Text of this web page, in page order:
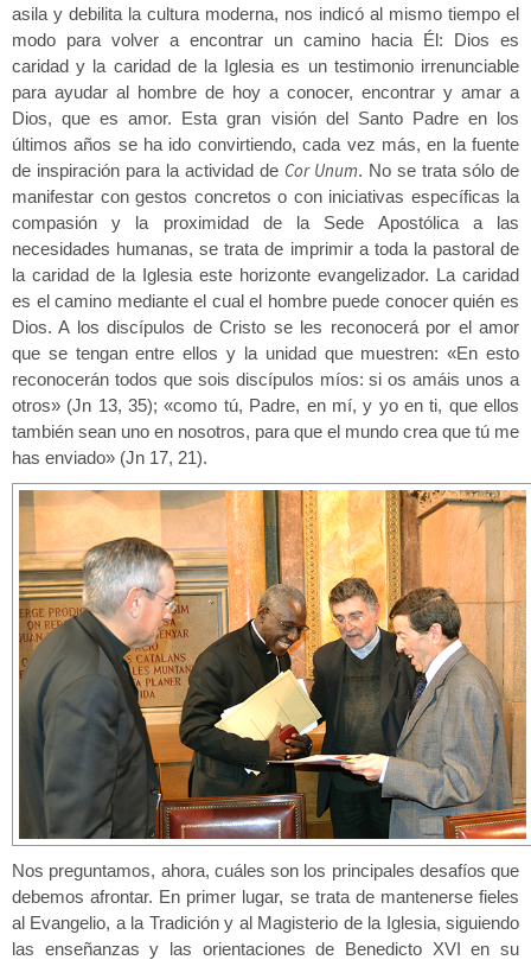
asila y debilita la cultura moderna, nos indicó al mismo tiempo el
modo para volver a encontrar un camino hacia Él: Dios es
caridad y la caridad de la Iglesia es un testimonio irrenunciable
para ayudar al hombre de hoy a conocer, encontrar y amar a
Dios, que es amor. Esta gran visión del Santo Padre en los
últimos años se ha ido convirtiendo, cada vez más, en la fuente
de inspiración para la actividad de Cor Unum. No se trata sólo de
manifestar con gestos concretos o con iniciativas específicas la
compasión y la proximidad de la Sede Apostólica a las
necesidades humanas, se trata de imprimir a toda la pastoral de
la caridad de la Iglesia este horizonte evangelizador. La caridad
es el camino mediante el cual el hombre puede conocer quién es
Dios. A los discípulos de Cristo se les reconocerá por el amor
que se tengan entre ellos y la unidad que muestren: «En esto
reconocerán todos que sois discípulos míos: si os amáis unos a
otros» (Jn 13, 35); «como tú, Padre, en mí, y yo en ti, que ellos
también sean uno en nosotros, para que el mundo crea que tú me
has enviado» (Jn 17, 21).
Nos preguntamos, ahora, cuáles son los principales desafíos que
debemos afrontar. En primer lugar, se trata de mantenerse fieles
al Evangelio, a la Tradición y al Magisterio de la Iglesia, siguiendo
las enseñanzas y las orientaciones de Benedicto XVI en su